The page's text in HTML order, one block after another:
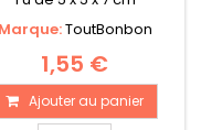
Marque:ToutBonbon
1,55 €
Ajouter au panier